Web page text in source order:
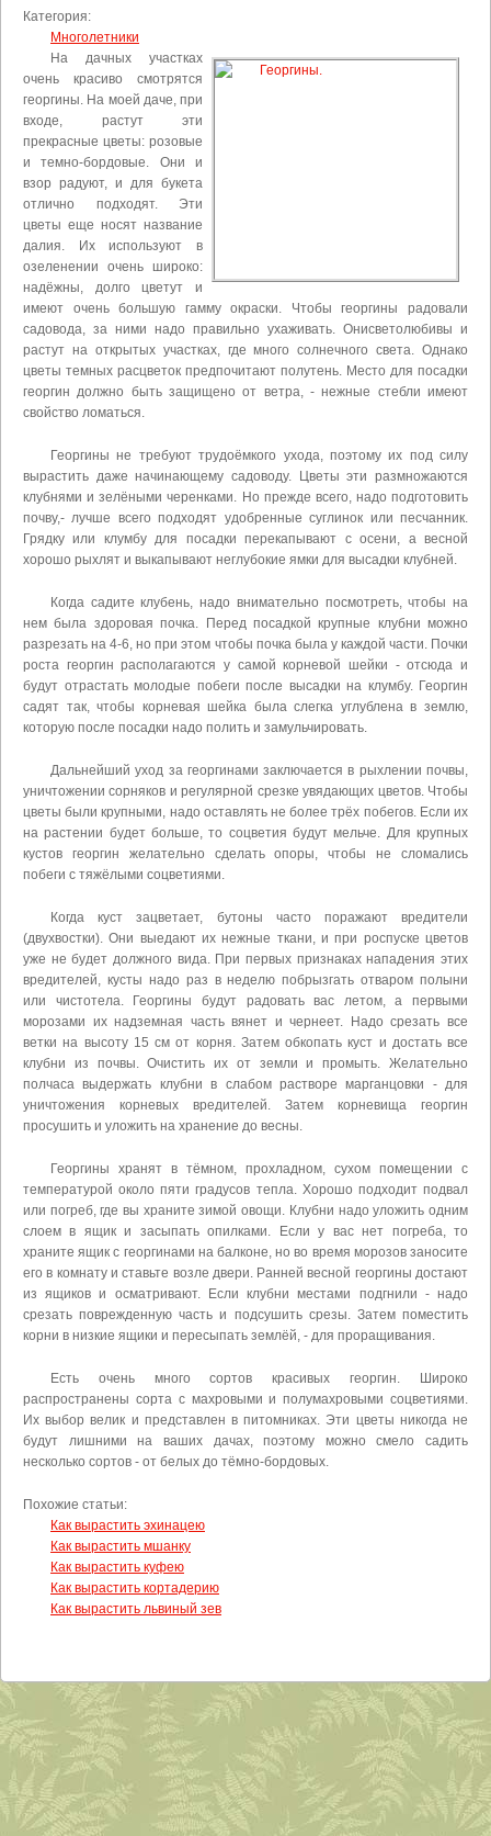
Категория:
Многолетники
На дачных участках
очень красиво смотрятся
георгины. На моей даче, при
входе, растут эти
прекрасные цветы: розовые
и темно-бордовые. Они и
взор радуют, и для букета
отлично подходят. Эти
цветы еще носят название
далия. Их используют в
озеленении очень широко:
надёжны, долго цветут и
имеют очень большую гамму окраски. Чтобы георгины радовали
садовода, за ними надо правильно ухаживать. Онисветолюбивы и
растут на открытых участках, где много солнечного света. Однако
цветы темных расцветок предпочитают полутень. Место для посадки
георгин должно быть защищено от ветра, - нежные стебли имеют
свойство ломаться.
Георгины не требуют трудоёмкого ухода, поэтому их под силу
вырастить даже начинающему садоводу. Цветы эти размножаются
клубнями и зелёными черенками. Но прежде всего, надо подготовить
почву,- лучше всего подходят удобренные суглинок или песчанник.
Грядку или клумбу для посадки перекапывают с осени, а весной
хорошо рыхлят и выкапывают неглубокие ямки для высадки клубней.
Когда садите клубень, надо внимательно посмотреть, чтобы на
нем была здоровая почка. Перед посадкой крупные клубни можно
разрезать на 4-6, но при этом чтобы почка была у каждой части. Почки
роста георгин располагаются у самой корневой шейки - отсюда и
будут отрастать молодые побеги после высадки на клумбу. Георгин
садят так, чтобы корневая шейка была слегка углублена в землю,
которую после посадки надо полить и замульчировать.
Дальнейший уход за георгинами заключается в рыхлении почвы,
уничтожении сорняков и регулярной срезке увядающих цветов. Чтобы
цветы были крупными, надо оставлять не более трёх побегов. Если их
на растении будет больше, то соцветия будут мельче. Для крупных
кустов георгин желательно сделать опоры, чтобы не сломались
побеги с тяжёлыми соцветиями.
Когда куст зацветает, бутоны часто поражают вредители
(двухвостки). Они выедают их нежные ткани, и при роспуске цветов
уже не будет должного вида. При первых признаках нападения этих
вредителей, кусты надо раз в неделю побрызгать отваром полыни
или чистотела. Георгины будут радовать вас летом, а первыми
морозами их надземная часть вянет и чернеет. Надо срезать все
ветки на высоту 15 см от корня. Затем обкопать куст и достать все
клубни из почвы. Очистить их от земли и промыть. Желательно
полчаса выдержать клубни в слабом растворе марганцовки - для
уничтожения корневых вредителей. Затем корневища георгин
просушить и уложить на хранение до весны.
Георгины хранят в тёмном, прохладном, сухом помещении с
температурой около пяти градусов тепла. Хорошо подходит подвал
или погреб, где вы храните зимой овощи. Клубни надо уложить одним
слоем в ящик и засыпать опилками. Если у вас нет погреба, то
храните ящик с георгинами на балконе, но во время морозов заносите
его в комнату и ставьте возле двери. Ранней весной георгины достают
из ящиков и осматривают. Если клубни местами подгнили - надо
срезать поврежденную часть и подсушить срезы. Затем поместить
корни в низкие ящики и пересыпать землёй, - для проращивания.
Есть очень много сортов красивых георгин. Широко
распространены сорта с махровыми и полумахровыми соцветиями.
Их выбор велик и представлен в питомниках. Эти цветы никогда не
будут лишними на ваших дачах, поэтому можно смело садить
несколько сортов - от белых до тёмно-бордовых.
Похожие статьи:
Как вырастить эхинацею
Как вырастить мшанку
Как вырастить куфею
Как вырастить кортадерию
Как вырастить львиный зев